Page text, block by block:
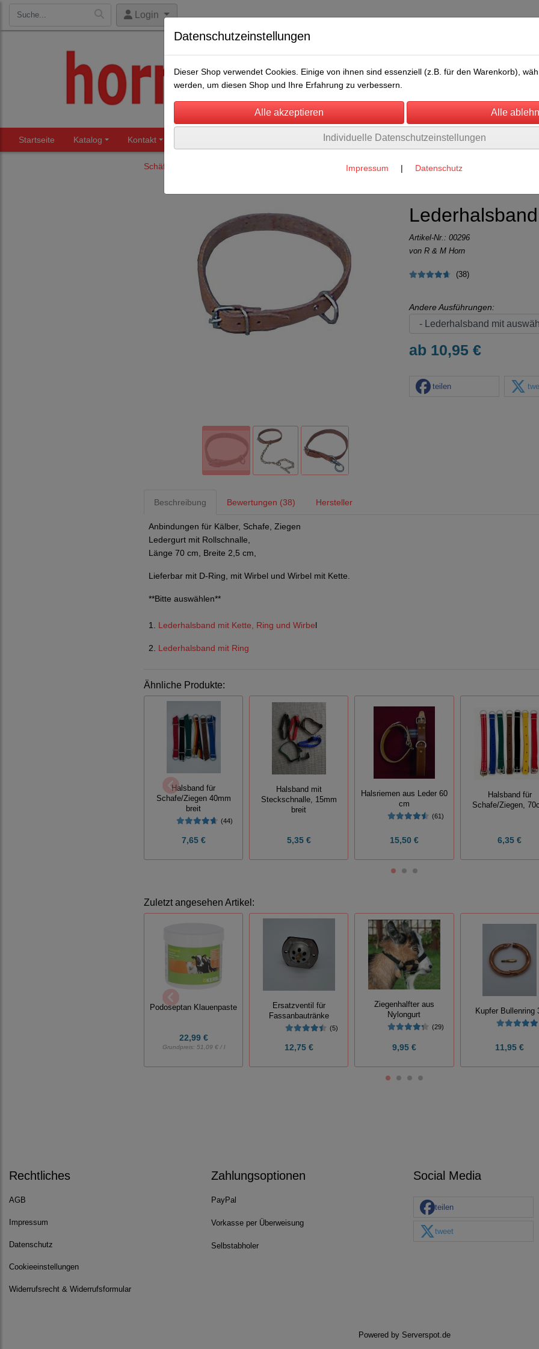
Login
Startseite Katalog Kontakt Über uns Umwelt Rechtliches
Schäfereibedarf
Lederhalsband
Artikel-Nr.: 00296
von R & M Horn
(38)
Andere Ausführungen:
ab 10,95 €
teilen
Beschreibung Bewertungen (38) Hersteller
Anbindungen für Kälber, Schafe, Ziegen
Ledergurt mit Rollschnalle,
Länge 70 cm, Breite 2,5 cm,
Lieferbar mit D-Ring, mit Wirbel und Wirbel mit Kette.
**Bitte auswählen**
1. Lederhalsband mit Kette, Ring und Wirbel
2. Lederhalsband mit Ring
Ähnliche Produkte:
Halsband für
Schafe/Ziegen 40mm
breit
(44)
7,65 €
Halsband mit
Steckschnalle, 15mm
breit
5,35 €
Halsriemen aus Leder 60
cm
(61)
15,50 €
Halsband für
Schafe/Ziegen,
6,35 €
Zuletzt angesehen Artikel:
Podoseptan Klauenpaste
22,99 €
Grundpreis: 51,09 € / l
Ersatzventil für
Fassanbautränke
(5)
12,75 €
Ziegenhalfter aus
Nylongurt
(29)
9,95 €
Kupfer Bullenring
11,95 €
Rechtliches
AGB
Impressum
Datenschutz
Cookieeinstellungen
Widerrufsrecht & Widerrufsformular
Zahlungsoptionen
PayPal
Vorkasse per Überweisung
Selbstabholer
Social Media
teilen
tweet
Powered by Serverspot.de
Datenschutzeinstellungen
Dieser Shop verwendet Cookies. Einige von ihnen sind essenziell (z.B. für den Warenkorb),
werden, um diesen Shop und Ihre Erfahrung zu verbessern.
Individuelle Datenschutzeinstellungen
Impressum | Datenschutz